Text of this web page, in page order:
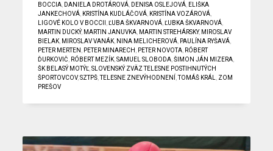
BOCCIA DANIELA DROTÁROVÁ DENISA OSLEJOVÁ ELIŠKA
JANKECHOVÁ KRISTÍNA KUDLÁČOVÁ KRISTÍNA VOZÁROVÁ
LIGOVÉ KOLO V BOCCII
,ĽUBA ŠKVARNOVÁ ,ĽUBKA ŠKVARNOVÁ
MARTIN DUCKÝ, MARTIN JANUVKA MARTIN STREHÁRSKY, MIROSLAV
BIELAK MIROSLAV VANÁK NINA MELICHEROVÁ PAULÍNA RYŠAVÁ
PETER MERTEN
PETER MINARECH PETER NOVOTA RÓBERT
ĎURKOVIČ
RÓBERT MEZÍK ,SAMUEL SLOBODA ,ŠIMON JÁN MIZERA
ŠK BELASÝ MOTÝĽ ,SLOVENSKÝ ZVÄZ TELESNE POSTIHNUTÝCH
ŠPORTOVCOV,SZTPŠ ,TELESNE ZNEVÝHODNENÍ ,TOMÁŠ KRÁL
ZOM
PREŠOV